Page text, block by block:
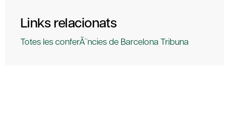
Links relacionats
Totes les conferÃ¨ncies de Barcelona Tribuna